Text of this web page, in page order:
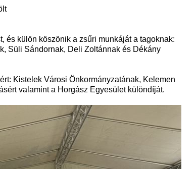
és külön köszönik a zsűri munkáját a tagoknak:
Süli Sándornak, Deli Zoltánnak és Dékány
Kistelek Városi Önkormányzatának, Kelemen
valamint a Horgász Egyesület különdíját.